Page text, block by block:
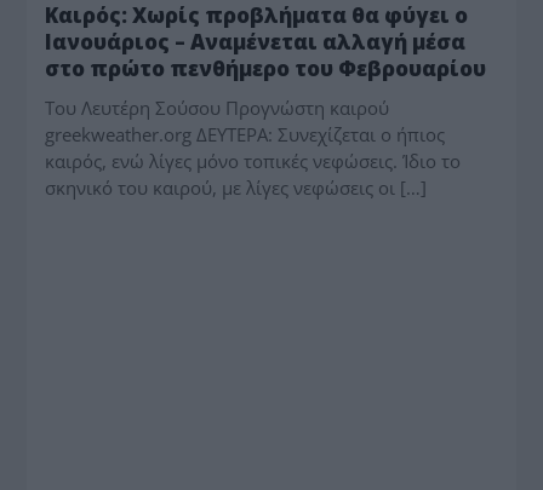
Καιρός: Χωρίς προβλήματα θα φύγει ο
Ιανουάριος – Αναμένεται αλλαγή μέσα
στο πρώτο πενθήμερο του Φεβρουαρίου
Toυ Λευτέρη Σούσου Προγνώστη καιρού
greekweather.org ΔΕΥΤΕΡΑ: Συνεχίζεται ο ήπιος
καιρός, ενώ λίγες μόνο τοπικές νεφώσεις. Ίδιο το
σκηνικό του καιρού, με λίγες νεφώσεις οι […]